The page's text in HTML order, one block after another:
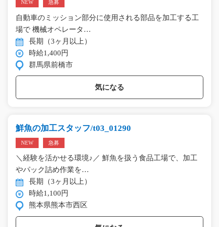
NEW 急募
自動車のミッション部分に使用される部品を加工する工
場で 機械オペレータ…
長期（3ヶ月以上）
時給1,400円
群馬県前橋市
気になる
鮮魚の加工スタッフ/t03_01290
NEW 急募
＼経験を活かせる環境♪／ 鮮魚を扱う食品工場で、加工
やパック詰め作業を…
長期（3ヶ月以上）
時給1,100円
熊本県熊本市西区